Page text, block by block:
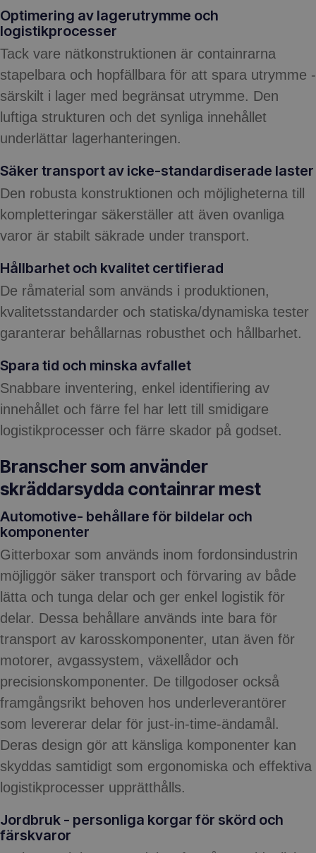
Optimering av lagerutrymme och
logistikprocesser
Tack vare nätkonstruktionen är containrarna
stapelbara och hopfällbara för att spara utrymme -
särskilt i lager med begränsat utrymme. Den
luftiga strukturen och det synliga innehållet
underlättar lagerhanteringen.
Säker transport av icke-standardiserade laster
Den robusta konstruktionen och möjligheterna till
kompletteringar säkerställer att även ovanliga
varor är stabilt säkrade under transport.
Hållbarhet och kvalitet certifierad
De råmaterial som används i produktionen,
kvalitetsstandarder och statiska/dynamiska tester
garanterar behållarnas robusthet och hållbarhet.
Spara tid och minska avfallet
Snabbare inventering, enkel identifiering av
innehållet och färre fel har lett till smidigare
logistikprocesser och färre skador på godset.
Branscher som använder
skräddarsydda containrar mest
Automotive- behållare för bildelar och
komponenter
Gitterboxar som används inom fordonsindustrin
möjliggör säker transport och förvaring av både
lätta och tunga delar och ger enkel logistik för
delar. Dessa behållare används inte bara för
transport av karosskomponenter, utan även för
motorer, avgassystem, växellådor och
precisionskomponenter. De tillgodoser också
framgångsrikt behoven hos underleverantörer
som levererar delar för just-in-time-ändamål.
Deras design gör att känsliga komponenter kan
skyddas samtidigt som ergonomiska och effektiva
logistikprocesser upprätthålls.
Jordbruk - personliga korgar för skörd och
färskvaror